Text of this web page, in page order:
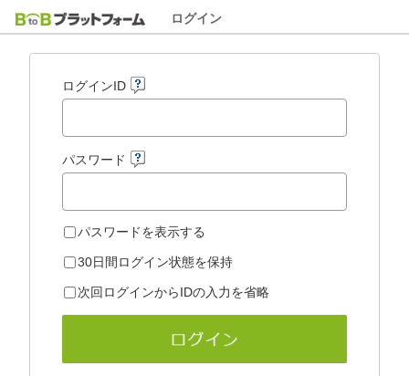
ログイン
ログインID
パスワード
パスワードを表示する
30日間ログイン状態を保持
次回ログインからIDの入力を省略